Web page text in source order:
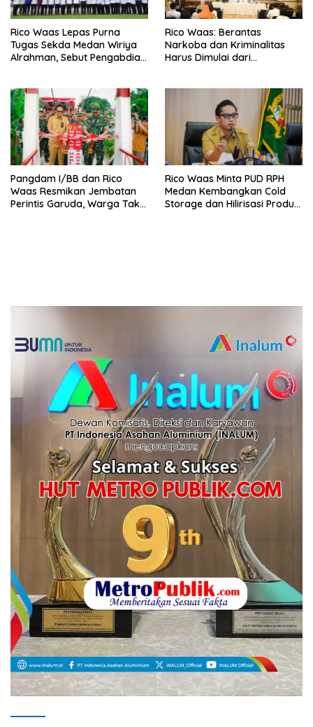
Rico Waas Lepas Purna
Tugas Sekda Medan Wiriya
Alrahman, Sebut Pengabdian
Rico Waas: Berantas
Narkoba dan Kriminalitas
Harus Dimulai dari
Pangdam I/BB dan Rico
Waas Resmikan Jembatan
Perintis Garuda, Warga Tak
Rico Waas Minta PUD RPH
Medan Kembangkan Cold
Storage dan Hilirisasi Produk